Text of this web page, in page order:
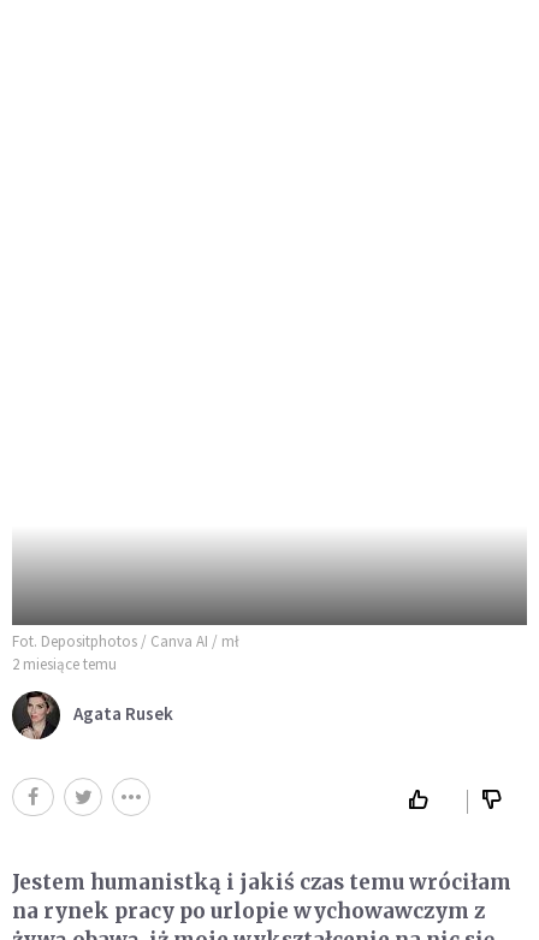
Fot. Depositphotos / Canva AI / mł
2 miesiące temu
Agata Rusek
Jestem humanistką i jakiś czas temu wróciłam
na rynek pracy po urlopie wychowawczym z